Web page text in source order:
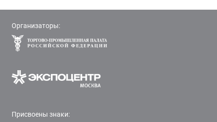
Организаторы:
Присвоены знаки: